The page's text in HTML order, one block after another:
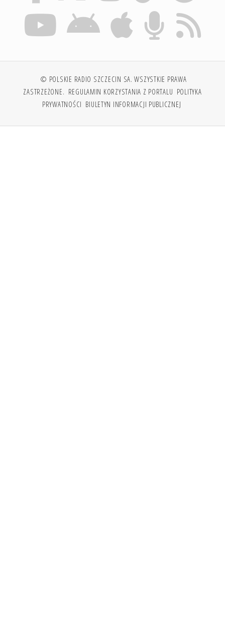
© POLSKIE RADIO SZCZECIN SA. WSZYSTKIE PRAWA
ZASTRZEŻONE. REGULAMIN KORZYSTANIA Z PORTALU POLITYKA
PRYWATNOŚCI BIULETYN INFORMACJI PUBLICZNEJ